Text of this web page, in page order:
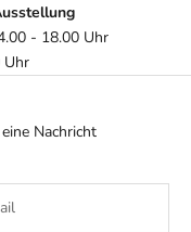
- 18.00 Uhr
Nachricht